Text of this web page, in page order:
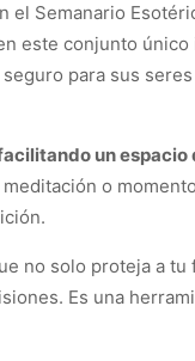
el Semanario
este conjunto
para sus
un espacio
o
no solo proteja a tu
Es una